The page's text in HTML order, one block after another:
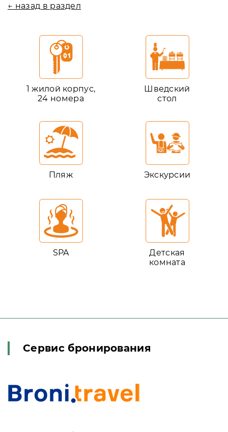
← назад в раздел
1 жилой корпус,
24 номера
Шведский
стол
Пляж Экскурсии
SPA
Детская
комната
Сервис бронирования